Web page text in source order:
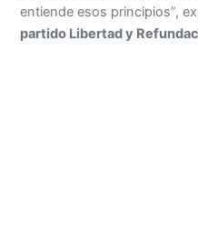
entiende esos principios”,
partido Libertad y